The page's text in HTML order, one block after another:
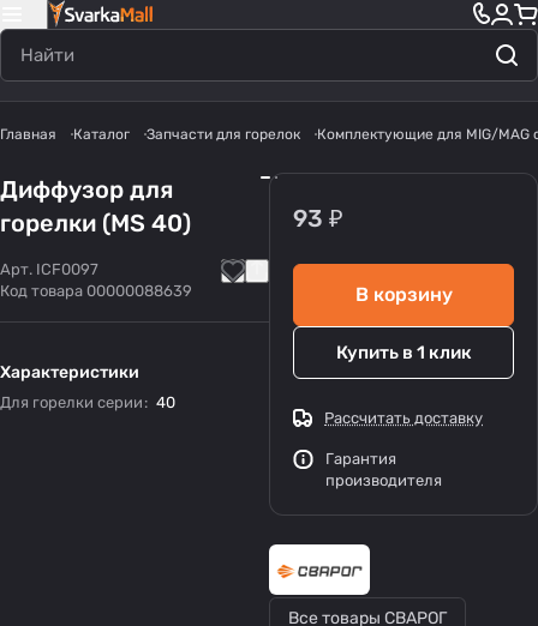
Главная Каталог Запчасти для горелок Комплектующие для MIG/MAG
Диффузор для
горелки (MS 40)
Арт. ICF0097
Код товара 00000088639
Характеристики
Для горелки серии : 40
93 ₽
В корзину
Купить в 1 клик
Рассчитать доставку
Гарантия
производителя
Все товары СВАРОГ